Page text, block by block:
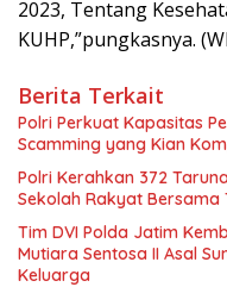
2023, Tentang
KUHP,”pungkasnya.
Berita Terkait
Polri Perkuat Kapasitas
Scamming yang Kian
Polri Kerahkan 372
Sekolah Rakyat Bersama
Tim DVI Polda Jatim
Mutiara Sentosa II Asal
Keluarga